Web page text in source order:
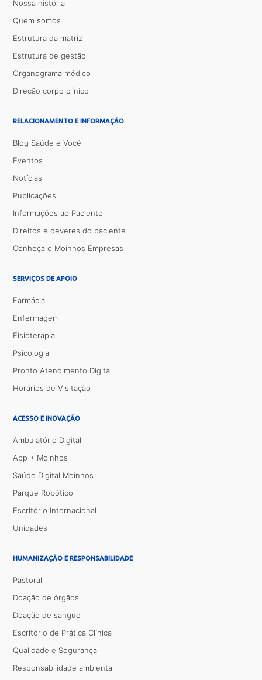
Nossa história
Quem somos
Estrutura da matriz
Estrutura de gestão
Organograma médico
Direção corpo clínico
RELACIONAMENTO E INFORMAÇÃO
Blog Saúde e Você
Eventos
Notícias
Publicações
Informações ao Paciente
Direitos e deveres do paciente
Conheça o Moinhos Empresas
SERVIÇOS DE APOIO
Farmácia
Enfermagem
Fisioterapia
Psicologia
Pronto Atendimento Digital
Horários de Visitação
ACESSO E INOVAÇÃO
Ambulatório Digital
App + Moinhos
Saúde Digital Moinhos
Parque Robótico
Escritório Internacional
Unidades
HUMANIZAÇÃO E RESPONSABILIDADE
Pastoral
Doação de órgãos
Doação de sangue
Escritório de Prática Clínica
Qualidade e Segurança
Responsabilidade ambiental